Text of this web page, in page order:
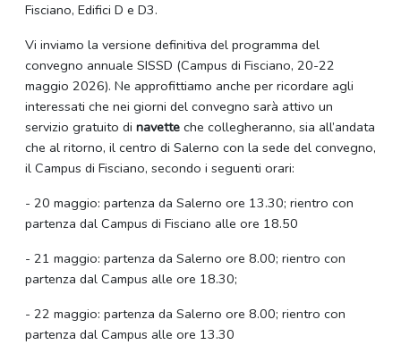
Fisciano, Edifici D e D3.
Vi inviamo la versione definitiva del programma del
convegno annuale SISSD (Campus di Fisciano, 20-22
maggio 2026). Ne approfittiamo anche per ricordare agli
interessati che nei giorni del convegno sarà attivo un
servizio gratuito di navette che collegheranno, sia all’andata
che al ritorno, il centro di Salerno con la sede del convegno,
il Campus di Fisciano, secondo i seguenti orari:
- 20 maggio: partenza da Salerno ore 13.30; rientro con
partenza dal Campus di Fisciano alle ore 18.50
- 21 maggio: partenza da Salerno ore 8.00; rientro con
partenza dal Campus alle ore 18.30;
- 22 maggio: partenza da Salerno ore 8.00; rientro con
partenza dal Campus alle ore 13.30